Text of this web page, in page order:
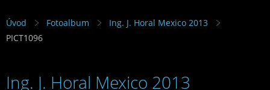
Úvod Fotoalbum
Ing. J. Horal Mexico 2013
PICT1096
Ing. J. Horal Mexico 2013